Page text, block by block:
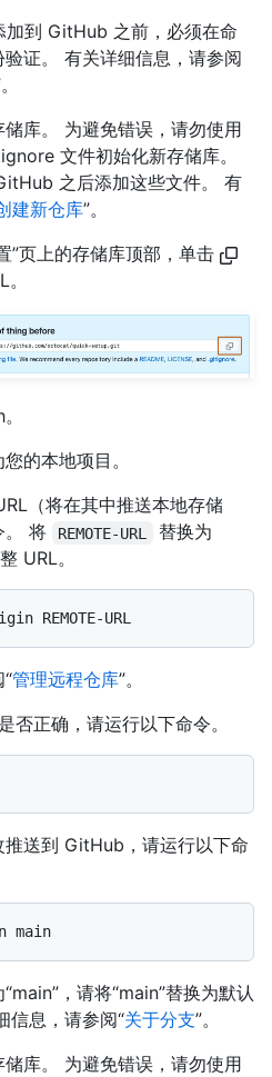
到 GitHub 之前，必须在命
证。 有关详细信息，请参阅
库。 为避免错误，请勿使用
文件初始化新存储库。
之后添加这些文件。 有
建新仓库”。
”页上的存储库顶部，单击
。
的本地项目。
（将在其中推送本地存储
。 将
REMOTE-URL
替换为
URL。
管理远程仓库”。
否正确，请运行以下命令。
送到 GitHub，请运行以下命
，请将“main”替换为默认
信息，请参阅“关于分支”。
库。 为避免错误，请勿使用